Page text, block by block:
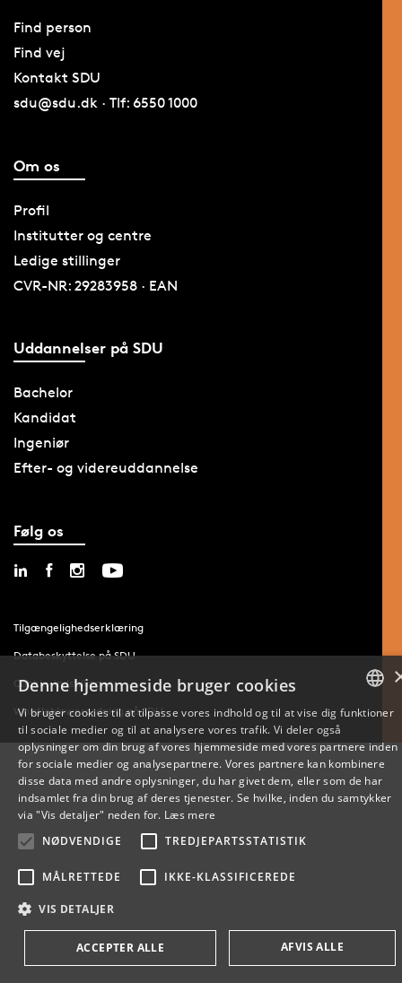
Find person
Find vej
Kontakt SDU
sdu@sdu.dk · Tlf: 6550 1000
Om os
Profil
Institutter og centre
Ledige stillinger
CVR-NR: 29283958 · EAN
Uddannelser på SDU
Bachelor
Kandidat
Ingeniør
Efter- og videreuddannelse
Følg os
Tilgængelighedserklæring
Databeskyttelse på SDU
Cookie-indstillinger
Whistleblowerordning på SDU
ENGLISH
Denne hjemmeside bruger cookies
Vi bruger cookies til at tilpasse vores indhold og til at vise dig funktioner
til sociale medier og til at analysere vores trafik. Vi deler også
oplysninger om din brug af vores hjemmeside med vores partnere inden
for sociale medier og analysepartnere. Vores partnere kan kombinere
disse data med andre oplysninger, du har givet dem, eller som de har
indsamlet fra din brug af deres tjenester. Se hvilke, inden du samtykker
via "Vis detaljer" neden for. Læs mere
NØDVENDIGE
TREDJEPARTSSTATISTIK
MÅLRETTEDE IKKE-KLASSIFICEREDE
VIS DETALJER
ACCEPTER ALLE AFVIS ALLE